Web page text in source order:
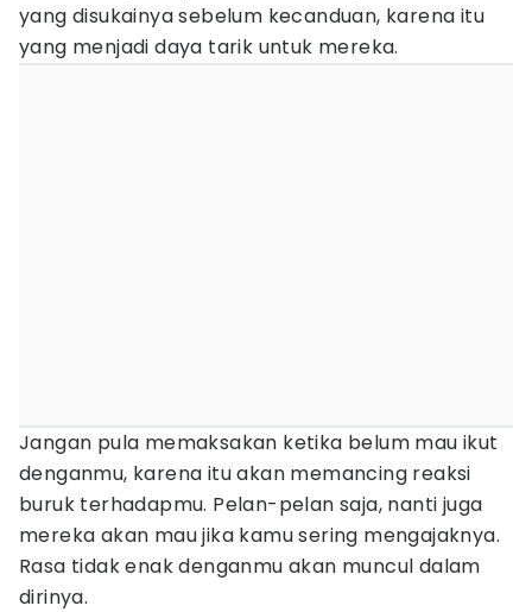
yang disukainya sebelum kecanduan, karena itu
yang menjadi daya tarik untuk mereka.
Jangan pula memaksakan ketika belum mau ikut
denganmu, karena itu akan memancing reaksi
buruk terhadapmu. Pelan-pelan saja, nanti juga
mereka akan mau jika kamu sering mengajaknya.
Rasa tidak enak denganmu akan muncul dalam
dirinya.